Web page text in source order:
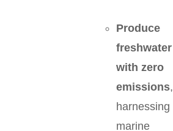
Produce
freshwater
with zero
emissions,
harnessing
marine